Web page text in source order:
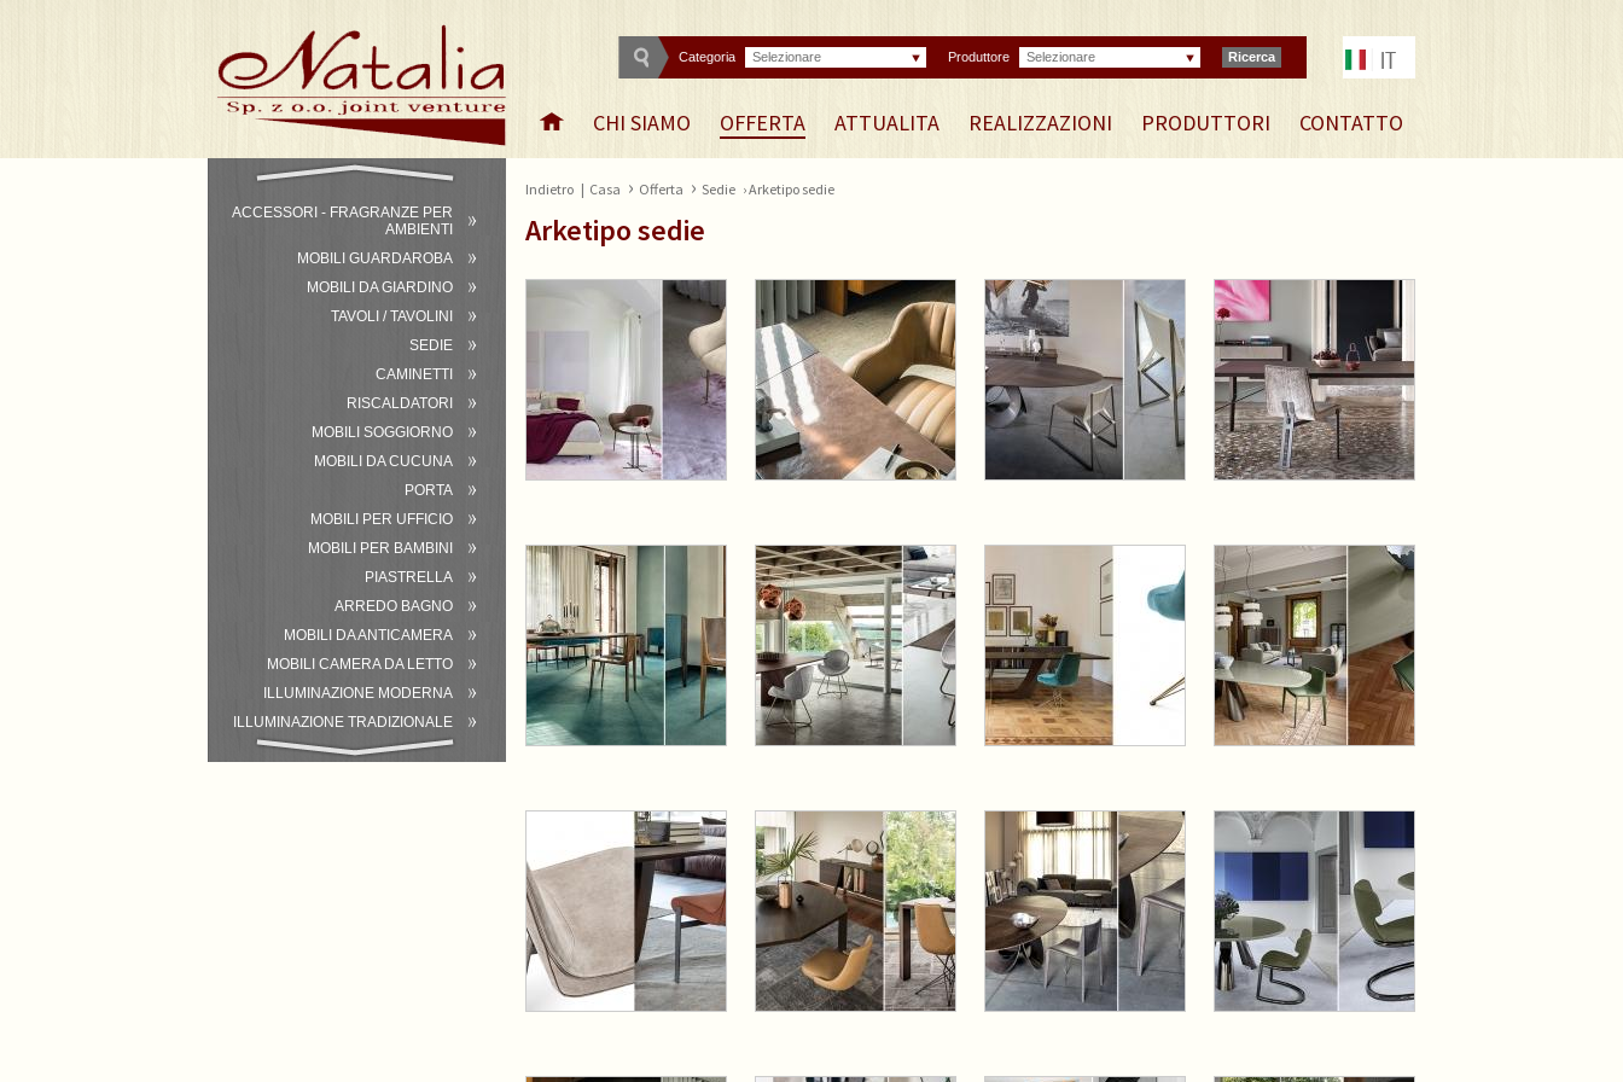
Categoria Selezionare Produttore Selezionare Ricerca
CHI SIAMO OFFERTA ATTUALITA REALIZZAZIONI PRODUTTORI CONTATTO
ACCESSORI - FRAGRANZE PER
AMBIENTI
MOBILI GUARDAROBA
MOBILI DA GIARDINO
TAVOLI / TAVOLINI
SEDIE
CAMINETTI
RISCALDATORI
MOBILI SOGGIORNO
MOBILI DA CUCUNA
PORTA
MOBILI PER UFFICIO
MOBILI PER BAMBINI
PIASTRELLA
ARREDO BAGNO
MOBILI DA ANTICAMERA
MOBILI CAMERA DA LETTO
ILLUMINAZIONE MODERNA
ILLUMINAZIONE TRADIZIONALE
ATTREZZATURA DEL BAGNO
Indietro | Casa › Offerta › Sedie › Arketipo sedie
Arketipo sedie